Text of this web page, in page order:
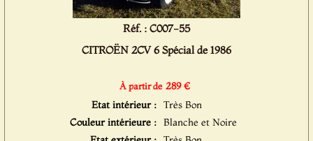
Réf. : C007-55
CITROËN 2CV 6 Spécial de 1986
À partir de 289 €
Etat intérieur : Très Bon
Couleur intérieure : Blanche et Noire